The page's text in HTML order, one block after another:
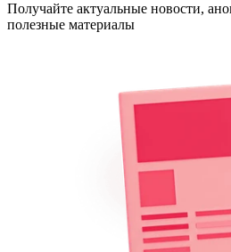
Получайте актуальные новости,
полезные материалы